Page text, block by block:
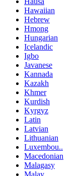
Hawaiian
Hebrew
Hmong
Hungarian
Icelandic
Igbo
Javanese
Kannada
Kazakh
Khmer
Kurdish
Kyrgyz
Latin
Latvian
Lithuanian
Luxembou..
Macedonian
Malagasy
Malay